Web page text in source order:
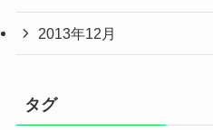
2013年12月
タグ